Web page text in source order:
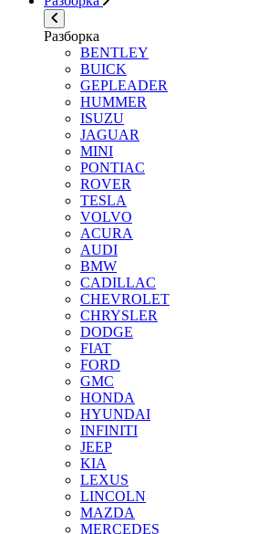
Разборка
BENTLEY
BUICK
GEPLEADER
HUMMER
ISUZU
JAGUAR
MINI
PONTIAC
ROVER
TESLA
VOLVO
ACURA
AUDI
BMW
CADILLAC
CHEVROLET
CHRYSLER
DODGE
FIAT
FORD
GMC
HONDA
HYUNDAI
INFINITI
JEEP
KIA
LEXUS
LINCOLN
MAZDA
MERCEDES